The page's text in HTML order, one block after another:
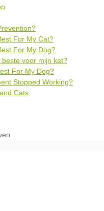
For My Cat?
For My Dog?
voor mijn kat?
For My Dog?
Stopped Working?
Cats